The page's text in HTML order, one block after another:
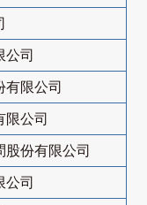
公司
有限公司
限公司
股份有限公司
公司